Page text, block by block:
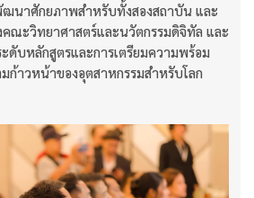
ฒนาศักยภาพสำหรับทั้งสองสถาบัน และ
ณะวิทยาศาสตร์และนวัตกรรมดิจิทัล และ
ดับหลักสูตรและการเตรียมความพร้อม
าวหน้าของอุตสาหกรรมสำหรับโลก